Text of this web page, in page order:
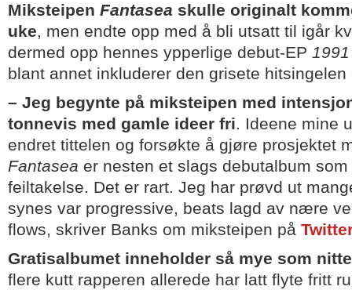
Miksteipen Fantasea skulle originalt
uke, men endte opp med å bli utsatt til igår
dermed opp hennes ypperlige debut-EP
blant annet inkluderer den grisete hitsingelen
– Jeg begynte på miksteipen med
tonnevis med gamle ideer fri. Ideene mine
endret tittelen og forsøkte å gjøre prosjektet
Fantasea er nesten et slags debutalbum
feiltakelse. Det er rart. Jeg har prøvd ut
synes var progressive, beats lagd av nære
flows, skriver Banks om miksteipen på
Gratisalbumet inneholder så mye som
flere kutt rapperen allerede har latt flyte fritt